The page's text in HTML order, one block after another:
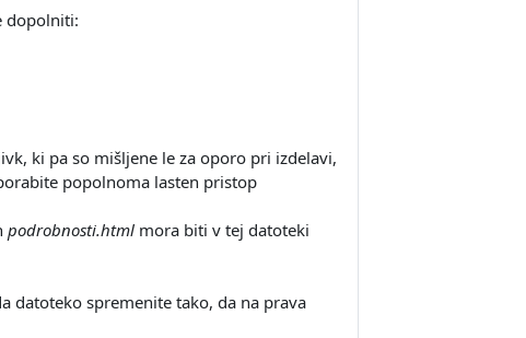
dopolniti:
ki pa so mišljene le za oporo pri izdelavi,
popolnoma lasten pristop
podrobnosti.htmlmora biti v tej datoteki
datoteko spremenite tako, da na prava